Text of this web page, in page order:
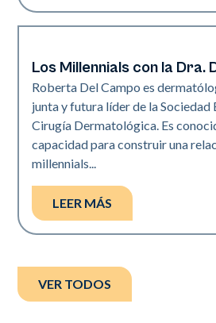
Dermatología | Neo Elite
Los Millennials con la Dra.
Roberta Del Campo es
junta y futura líder de la Sociedad
Cirugía Dermatológica. Es
capacidad para construir una
millennials...
LEER MÁS
VER TODOS